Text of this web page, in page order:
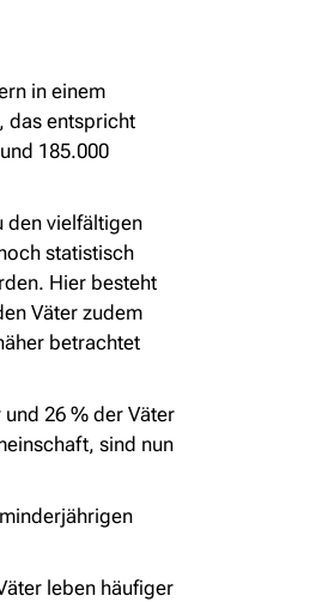
in einem
das entspricht
185.000
den vielfältigen
statistisch
Hier besteht
Väter zudem
betrachtet
26 % der Väter
sind nun
leben häufiger